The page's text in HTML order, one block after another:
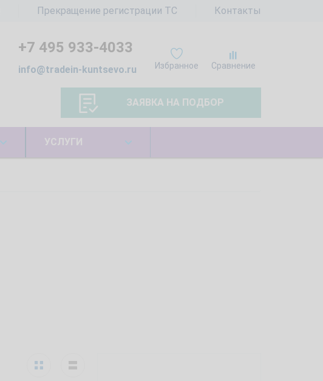
Прекращение регистрации ТС Контакты
Избранное Сравнение
+7 495 933-4033
info@tradein-kuntsevo.ru
ЗАЯВКА НА ПОДБОР
УСЛУГИ